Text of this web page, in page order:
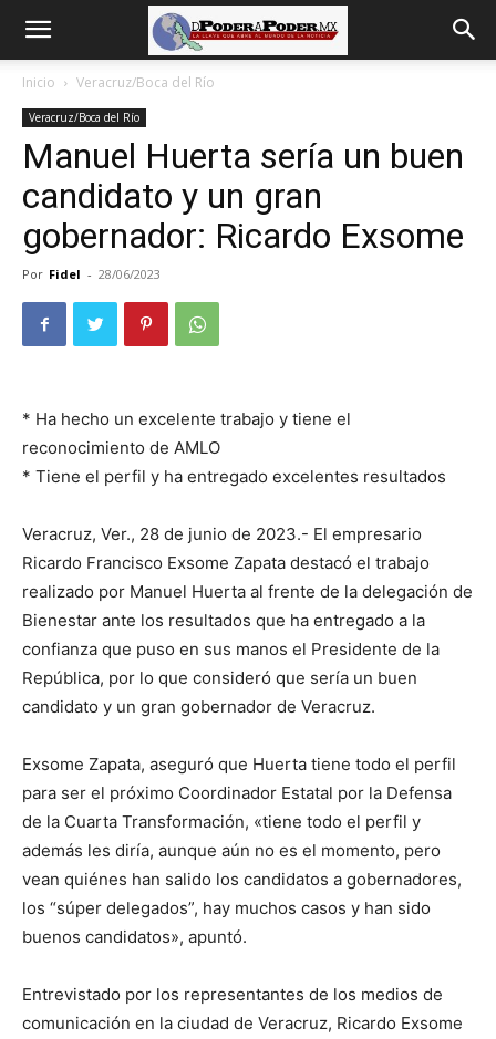
poder
Poder
Inicio Veracruz/Boca del Río
Veracruz/Boca del Río
Manuel Huerta sería un buen
candidato y un gran
gobernador: Ricardo Exsome
Por Fidel - 28/06/2023
* Ha hecho un excelente trabajo y tiene el
reconocimiento de AMLO
* Tiene el perfil y ha entregado excelentes resultados
Veracruz, Ver., 28 de junio de 2023.- El empresario
Ricardo Francisco Exsome Zapata destacó el trabajo
realizado por Manuel Huerta al frente de la delegación de
Bienestar ante los resultados que ha entregado a la
confianza que puso en sus manos el Presidente de la
República, por lo que consideró que sería un buen
candidato y un gran gobernador de Veracruz.
Exsome Zapata, aseguró que Huerta tiene todo el perfil
para ser el próximo Coordinador Estatal por la Defensa
de la Cuarta Transformación, «tiene todo el perfil y
además les diría, aunque aún no es el momento, pero
vean quiénes han salido los candidatos a gobernadores,
los “súper delegados”, hay muchos casos y han sido
buenos candidatos», apuntó.
Entrevistado por los representantes de los medios de
comunicación en la ciudad de Veracruz, Ricardo Exsome